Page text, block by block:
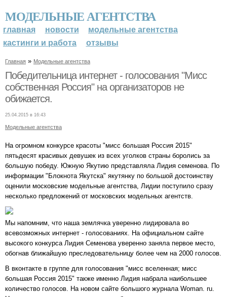
МОДЕЛЬНЫЕ АГЕНТСТВА
главная новости
модельные агентства
кастинги и работа
отзывы
Главная » Модельные агентства
Победительница интернет - голосования "Мисс
собственная Россия" на организаторов не
обижается.
25.04.2015 в 16:43
Модельные агентства
На огромном конкурсе красоты "мисс большая Россия 2015"
пятьдесят красивых девушек из всех уголков страны боролись за
большую победу. Южную Якутию представляла Лидия семенова. По
информации "Блокнота Якутска" якутянку по большой достоинству
оценили московские модельные агентства, Лидии поступило сразу
несколько предложений от московских модельных агентств.
Мы напомним, что наша землячка уверенно лидировала во
всевозможных интернет - голосованиях. На официальном сайте
высокого конкурса Лидия Семенова уверенно заняла первое место,
обогнав ближайшую преследовательницу более чем на 2000 голосов.
В вконтакте в группе для голосования "мисс вселенная; мисс
большая Россия 2015" также именно Лидия набрала наибольшее
количество голосов. На новом сайте большого журнала Woman. ru.